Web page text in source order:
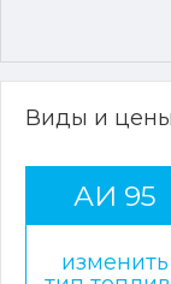
Виды и цены
АИ 95
изменить